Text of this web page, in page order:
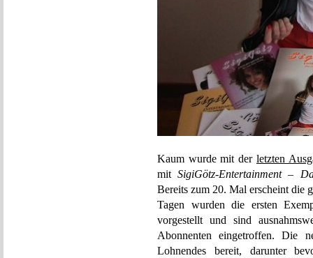
Kaum wurde mit der letzten
mitSigiGötz-Entertainment –
Bereits zum 20. Mal erscheint die
Tagen wurden die ersten
vorgestellt und sind
Abonnenten eingetroffen. Die
Lohnendes bereit, darunter